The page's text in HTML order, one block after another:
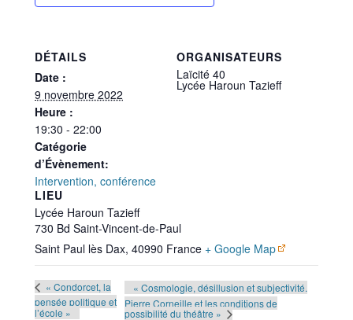
DÉTAILS
Date :
9 novembre 2022
Heure :
19:30 - 22:00
Catégorie
d’Évènement:
Intervention, conférence
LIEU
Lycée Haroun Tazieff
730 Bd Saint-Vincent-de-Paul
Saint Paul lès Dax, 40990 France + Google Map
ORGANISATEURS
Laïcité 40
Lycée Haroun Tazieff
« Condorcet, la
pensée politique et
l’école »
« Cosmologie, désillusion et subjectivité.
Pierre Corneille et les conditions de
possibilité du théâtre »